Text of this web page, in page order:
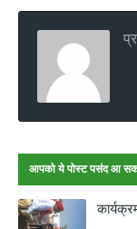
आपको ये पोस्ट पसंद आ